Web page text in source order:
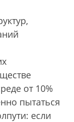
от 10%
пытаться
если